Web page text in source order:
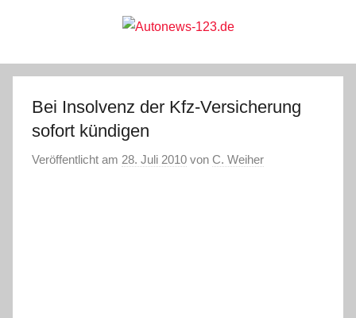
Autonews-
123.de
Bei Insolvenz der Kfz-Versicherung
sofort kündigen
Veröffentlicht am 28. Juli 2010 von C. Weiher